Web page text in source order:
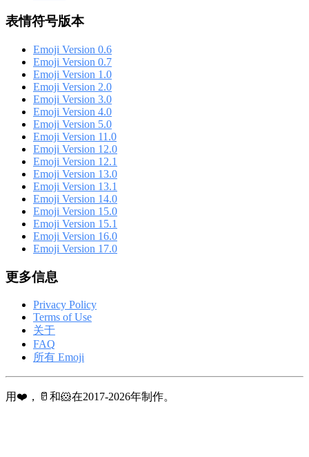
表情符号版本
Emoji Version 0.6
Emoji Version 0.7
Emoji Version 1.0
Emoji Version 2.0
Emoji Version 3.0
Emoji Version 4.0
Emoji Version 5.0
Emoji Version 11.0
Emoji Version 12.0
Emoji Version 12.1
Emoji Version 13.0
Emoji Version 13.1
Emoji Version 14.0
Emoji Version 15.0
Emoji Version 15.1
Emoji Version 16.0
Emoji Version 17.0
更多信息
Privacy Policy
Terms of Use
关于
FAQ
所有 Emoji
用❤️，🥛和🐹在2017-2026年制作。